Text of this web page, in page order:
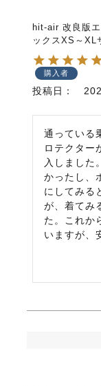
hit-air 改良版
ックスXS～XL
購入者
投稿日
通っている
ロテクター
入しました
かったし、
にしてみる
が、着てみ
た。これか
いますが、